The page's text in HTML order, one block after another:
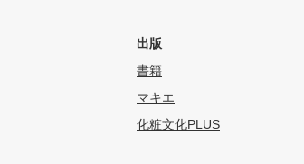
出版
書籍
マキエ
化粧文化PLUS